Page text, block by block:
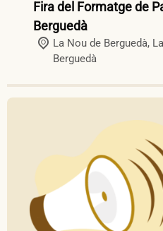
Fira del Formatge de
Berguedà
La Nou de Berguedà,
Berguedà